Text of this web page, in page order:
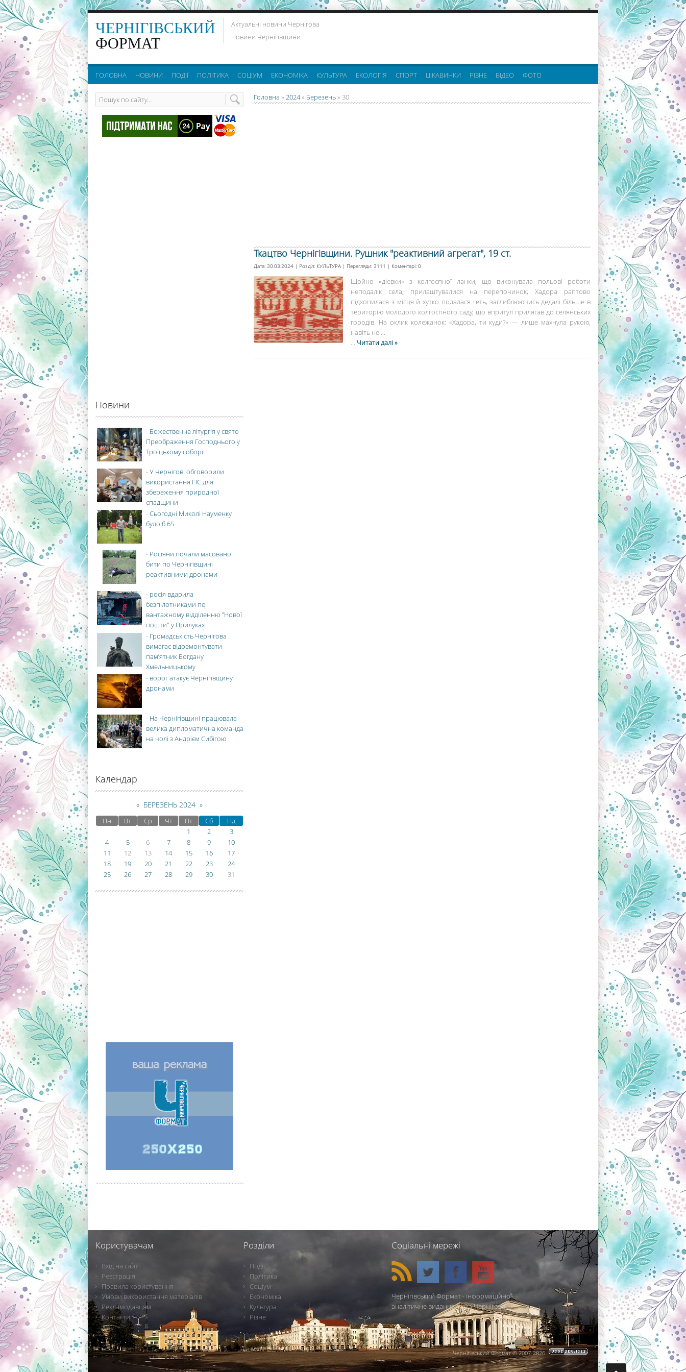
реклама партнерів:
ЧЕРНІГІВСЬКИЙ
ФОРМАТ
Актуальні новини Чернігова
Новини Чернігівщини
ГОЛОВНА НОВИНИ ПОДІЇ ПОЛІТИКА СОЦІУМ ЕКОНОМІКА КУЛЬТУРА ЕКОЛОГІЯ СПОРТ ЦІКАВИНКИ РІЗНЕ ВІДЕО ФОТО
Головна » 2024» Березень» 30
Ткацтво Чернігівщини. Рушник "реактивний агрегат", 19 ст.
Дата: 30.03.2024 | Розділ: КУЛЬТУРА | Перегляди: 3111 | Коментарі: 0
Щойно «діевки» з колгоспної ланки, що виконувала польові роботи
неподалік села, прилаштувалися на перепочинок, Хадора раптово
підхопилася з місця й хутко подалася геть, заглиблюючись дедалі більше в
територію молодого колгоспного саду, що впритул прилягав до селянських
городів. На оклик колежанок: «Хадора, ти куди?» — лише махнула рукою,
навіть не ...
... Читати далі »
Новини
- Божественна літургія у свято
Преображення Господнього у
Троїцькому соборі
-У Чернігові обговорили
використання ГІС для
збереження природної
спадщини
-Сьогодні Миколі Науменку
було б 65
- Росіяни почали масовано
бити по Чернігівщині
реактивними дронами
- росія вдарила
безпілотниками по
вантажному відділенню "Нової
пошти" у Прилуках
- Громадськість Чернігова
вимагає відремонтувати
пам’ятник Богдану
Хмельницькому
- ворог атакує Чернігівщину
дронами
- На Чернігівщині працювала
велика дипломатична команда
на чолі з Андрієм Сибігою
Календар
« БЕРЕЗЕНЬ 2024 »
Пн Вт Ср Чт Пт Сб
Нд
1
2
3
4
5 6 7 8 9
10
11
12 13 14 15 16
17
18
19 20 21 22 23
24
25
26 27 28 29 30 31
Користувачам
Вхід на сайт
Реєстрація
Правила користування
Умови використання матеріалів
Рекламодавцям
Контакти
Розділи
Події
Політика
Соціум
Економіка
Культура
Різне
Соціальні мережі
Чернігівський Формат - інформаційно-
аналітичне видання міста Чернігова.
Чернігівський Формат © 2007-2026. .